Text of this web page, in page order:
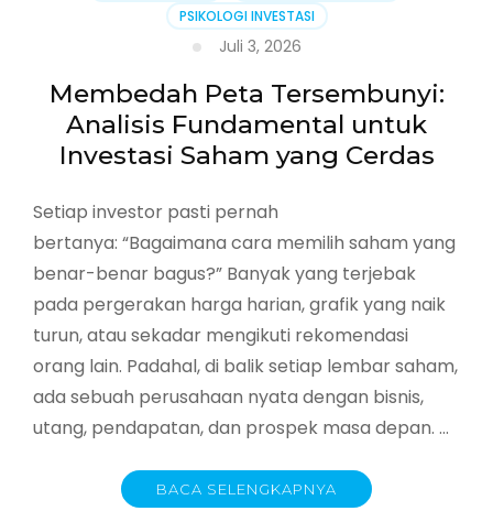
PSIKOLOGI INVESTASI
Juli 3, 2026
Membedah Peta Tersembunyi:
Analisis Fundamental untuk
Investasi Saham yang Cerdas
Setiap investor pasti pernah
bertanya: “Bagaimana cara memilih saham yang
benar-benar bagus?” Banyak yang terjebak
pada pergerakan harga harian, grafik yang naik
turun, atau sekadar mengikuti rekomendasi
orang lain. Padahal, di balik setiap lembar saham,
ada sebuah perusahaan nyata dengan bisnis,
utang, pendapatan, dan prospek masa depan. …
BACA SELENGKAPNYA